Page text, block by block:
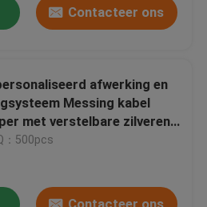
Contacteer ons
afwerking en
Messing kabel
met verstelbare zilveren
：500pcs